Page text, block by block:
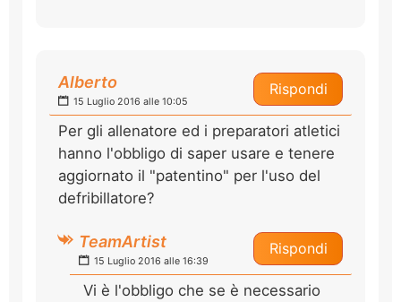
Rispondi
Alberto
15 Luglio 2016 alle 10:05
Per gli allenatore ed i preparatori atletici
hanno l'obbligo di saper usare e tenere
aggiornato il "patentino" per l'uso del
defribillatore?
Rispondi
TeamArtist
15 Luglio 2016 alle 16:39
Vi è l'obbligo che se è necessario